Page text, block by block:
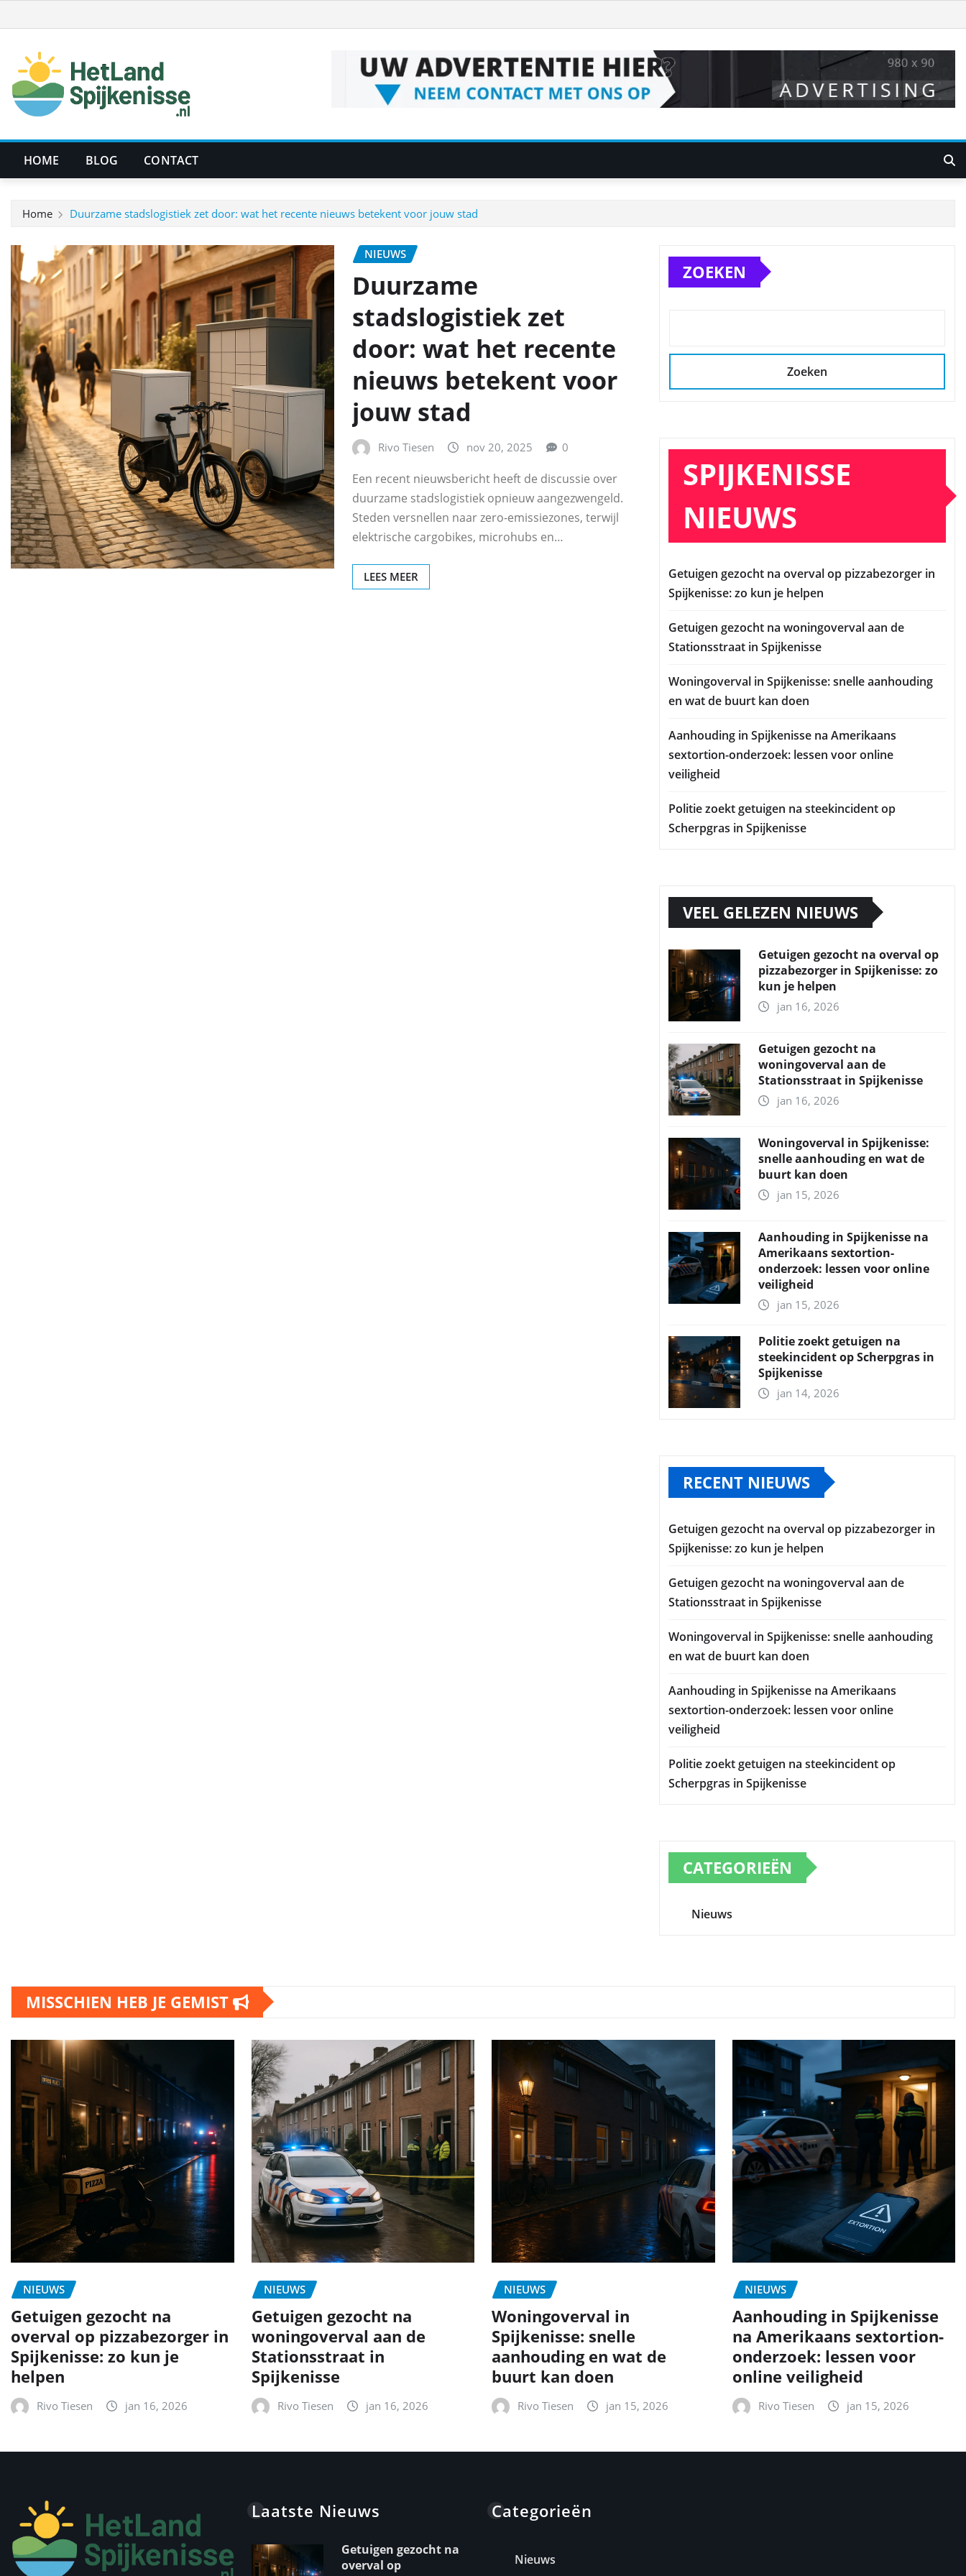
naar
inhoud
HOME BLOG CONTACT
Home Duurzame stadslogistiek zet door: wat het recente nieuws betekent voor jouw stad
NIEUWS
Duurzame
stadslogistiek zet
door: wat het recente
nieuws betekent voor
jouw stad
Rivo Tiesen nov 20, 2025 0
Een recent nieuwsbericht heeft de discussie over
duurzame stadslogistiek opnieuw aangezwengeld.
Steden versnellen naar zero-emissiezones, terwijl
elektrische cargobikes, microhubs en…
LEES MEER
ZOEKEN
Zoeken
SPIJKENISSE
NIEUWS
Getuigen gezocht na overval op pizzabezorger in
Spijkenisse: zo kun je helpen
Getuigen gezocht na woningoverval aan de
Stationsstraat in Spijkenisse
Woningoverval in Spijkenisse: snelle aanhouding
en wat de buurt kan doen
Aanhouding in Spijkenisse na Amerikaans
sextortion-onderzoek: lessen voor online
veiligheid
Politie zoekt getuigen na steekincident op
Scherpgras in Spijkenisse
VEEL GELEZEN NIEUWS
Getuigen gezocht na overval op
pizzabezorger in Spijkenisse: zo
kun je helpen
jan 16, 2026
Getuigen gezocht na
woningoverval aan de
Stationsstraat in Spijkenisse
jan 16, 2026
Woningoverval in Spijkenisse:
snelle aanhouding en wat de
buurt kan doen
jan 15, 2026
Aanhouding in Spijkenisse na
Amerikaans sextortion-
onderzoek: lessen voor online
veiligheid
jan 15, 2026
Politie zoekt getuigen na
steekincident op Scherpgras in
Spijkenisse
jan 14, 2026
RECENT NIEUWS
Getuigen gezocht na overval op pizzabezorger in
Spijkenisse: zo kun je helpen
Getuigen gezocht na woningoverval aan de
Stationsstraat in Spijkenisse
Woningoverval in Spijkenisse: snelle aanhouding
en wat de buurt kan doen
Aanhouding in Spijkenisse na Amerikaans
sextortion-onderzoek: lessen voor online
veiligheid
Politie zoekt getuigen na steekincident op
Scherpgras in Spijkenisse
CATEGORIEËN
Nieuws
MISSCHIEN HEB JE GEMIST
NIEUWS
Getuigen gezocht na
overval op pizzabezorger in
Spijkenisse: zo kun je
helpen
Rivo Tiesen jan 16, 2026
NIEUWS
Getuigen gezocht na
woningoverval aan de
Stationsstraat in
Spijkenisse
Rivo Tiesen jan 16, 2026
NIEUWS
Woningoverval in
Spijkenisse: snelle
aanhouding en wat de
buurt kan doen
Rivo Tiesen jan 15, 2026
NIEUWS
Aanhouding in Spijkenisse
na Amerikaans sextortion-
onderzoek: lessen voor
online veiligheid
Rivo Tiesen jan 15, 2026
Laatste Nieuws
Getuigen gezocht na
overval op
Categorieën
Nieuws